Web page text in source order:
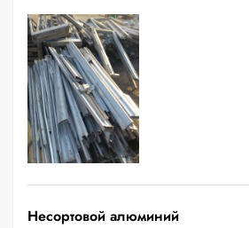
Несортовой алюминий